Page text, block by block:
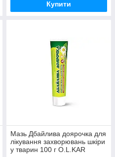
Купити
Мазь Дбайлива доярочка для
лікування захворювань шкіри
у тварин 100 г O.L.KAR